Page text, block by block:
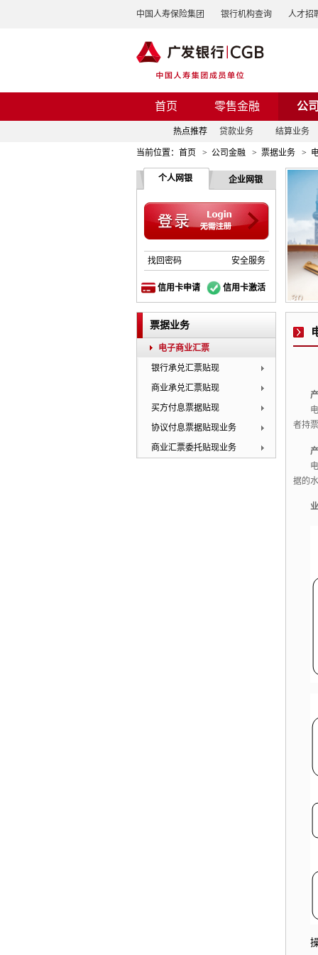
中国人寿保险集团 银行机构查询 人才招
首页 零售金融 公
热点推荐 贷款业务 结算业务
当前位置： 首页 > 公司金融 > 票据业务 >
个人网银 企业网银
找回密码 安全服务
信用卡申请 信用卡激活
票据业务
电子商业汇票
银行承兑汇票贴现
商业承兑汇票贴现
买方付息票据贴现
协议付息票据贴现业务
商业汇票委托贴现业务
者持
据的